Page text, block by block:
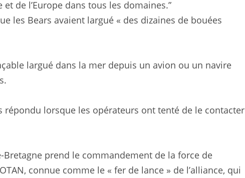
de l’Europe dans tous les domaines.”
les Bears avaient largué « des dizaines de bouées
largué dans la mer depuis un avion ou un navire
répondu lorsque les opérateurs ont tenté de le contacter
Bretagne prend le commandement de la force de
connue comme le « fer de lance » de l’alliance, qui